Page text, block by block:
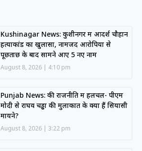
Kushinagar News: कुशीनगर में आदर्श चौहान
हत्याकांड का खुलासा, नामजद आरोपियों से
पूछताछ के बाद सामने आए 5 नए नाम
August 8, 2026 4:10 pm
Punjab News: की राजनीति में हलचल- पीएम
मोदी से राघव चड्ढा की मुलाकात के क्या हैं सियासी
मायने?
August 8, 2026 3:22 pm